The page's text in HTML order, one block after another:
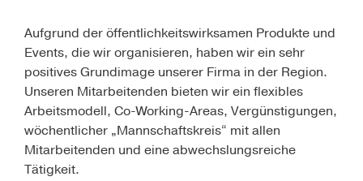
Aufgrund der öffentlichkeitswirksamen Produkte und
Events, die wir organisieren, haben wir ein sehr
positives Grundimage unserer Firma in der Region.
Unseren Mitarbeitenden bieten wir ein flexibles
Arbeitsmodell, Co-Working-Areas, Vergünstigungen,
wöchentlicher „Mannschaftskreis“ mit allen
Mitarbeitenden und eine abwechslungsreiche
Tätigkeit.